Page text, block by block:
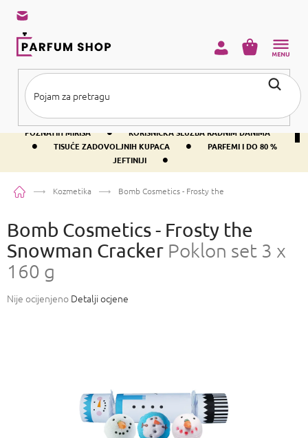
sadržaj
BESPLATNA DOSTAVA IZNAD PRIBLIŽNO 37 € •
400+ SVJETSKI
POZNATIH MIRISA
• KORISNIČKA SLUŽBA RADNIM DANIMA
• TISUĆE ZADOVOLJNIH KUPACA •
PARFEMI I DO 80 %
JEFTINIJI
•
KOŠARICA
PočetnaKozmetika Bomb Cosmetics - Frosty the Snowman Cracker
Bomb Cosmetics - Frosty the
Snowman Cracker Poklon set 3 x
160 g
Prosječna
Nije ocijenjeno Detalji ocjene